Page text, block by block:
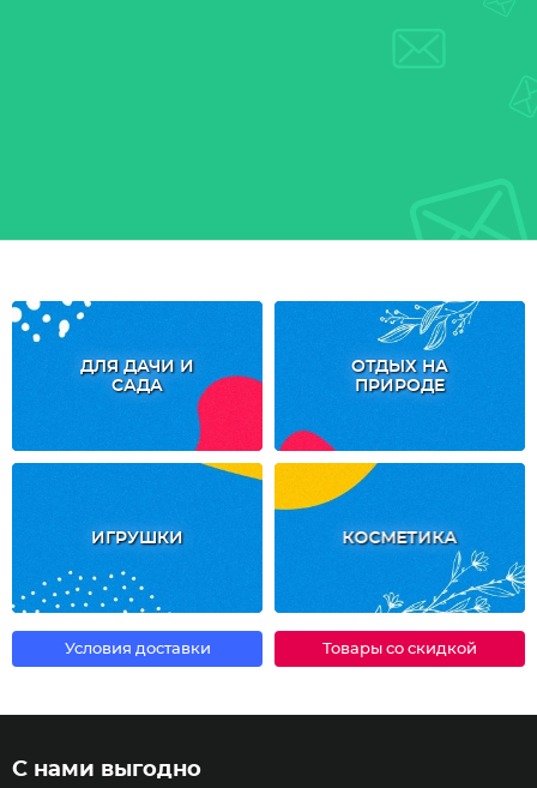
ДЛЯ ДАЧИ И
САДА
ОТДЫХ НА
ПРИРОДЕ
ИГРУШКИ КОСМЕТИКА
Условия доставки Товары со скидкой
С нами выгодно